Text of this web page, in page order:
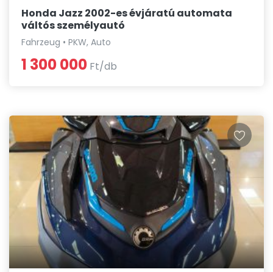
Honda Jazz 2002-es évjáratú automata
váltós személyautó
Fahrzeug • PKW, Auto
1 300 000 Ft/db